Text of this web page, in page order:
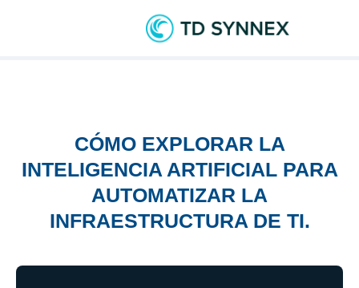
CÓMO EXPLORAR LA
INTELIGENCIA ARTIFICIAL PARA
AUTOMATIZAR LA
INFRAESTRUCTURA DE TI.